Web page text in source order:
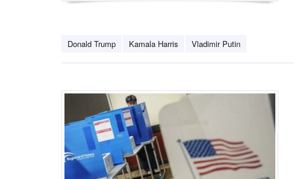
Donald Trump Kamala Harris Vladimir Putin